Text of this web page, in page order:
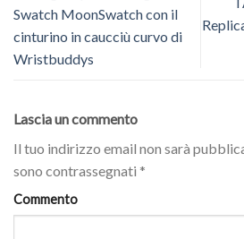
Swatch MoonSwatch con il
cinturino in caucciù curvo di
Wristbuddys
Lascia un commento
Il tuo indirizzo email non sarà
sono contrassegnati *
Commento